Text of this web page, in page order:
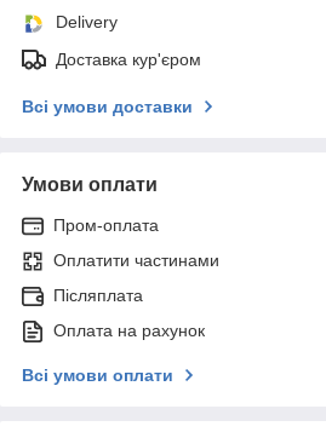
Delivery
Доставка кур'єром
Всі умови доставки
Умови оплати
Пром-оплата
Оплатити частинами
Післяплата
Оплата на рахунок
Всі умови оплати